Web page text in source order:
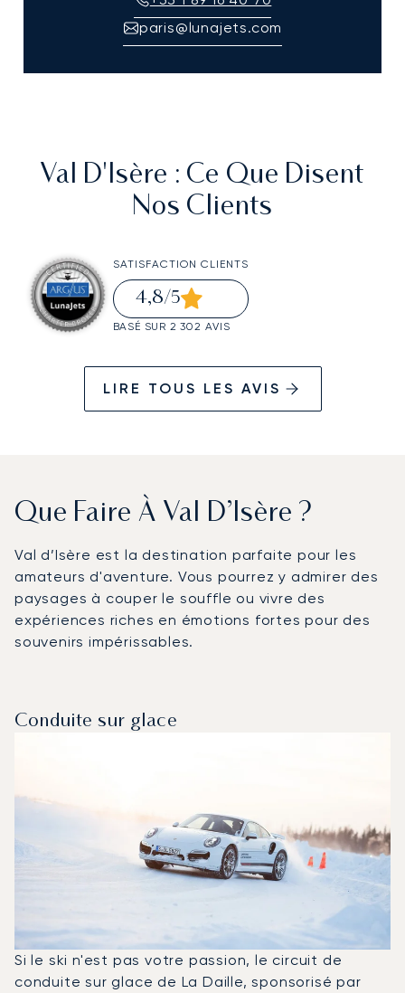
paris@lunajets.com
Val D'Isère : Ce Que Disent
Nos Clients
SATISFACTION CLIENTS
4,8/5
BASÉ SUR 2 302 AVIS
LIRE TOUS LES AVIS
Que Faire À Val D’Isère ?
Val d’Isère est la destination parfaite pour les
amateurs d'aventure. Vous pourrez y admirer des
paysages à couper le souffle ou vivre des
expériences riches en émotions fortes pour des
souvenirs impérissables.
Conduite sur glace
Si le ski n'est pas votre passion, le circuit de
conduite sur glace de La Daille, sponsorisé par